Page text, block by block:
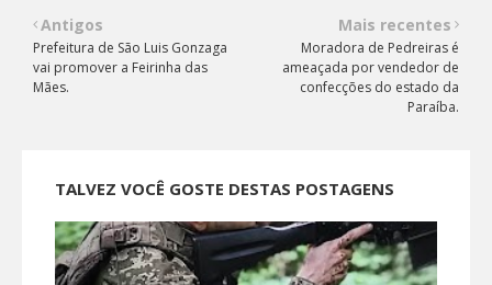
Mais recentes
Moradora de Pedreiras é
ameaçada por vendedor de
confecções do estado da
Paraíba.
Antigos
Prefeitura de São Luis Gonzaga
vai promover a Feirinha das
Mães.
TALVEZ VOCÊ GOSTE DESTAS POSTAGENS